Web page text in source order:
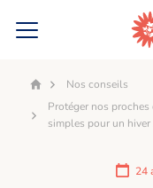
AccueilNos conseils
Protéger nos proches
simples pour un hiver
24